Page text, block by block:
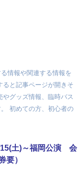
情報や関連する情報を
と記事ページが開きそ
グッズ情報、臨時バス
初めての方、初心者の
土)～福岡公演 会
要）